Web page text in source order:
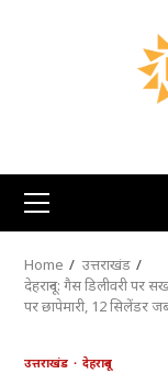
Primary
Menu
Home
उत्तराखंड
देहरादून: गैस डिलीवरी पर
पर छापेमारी, 12 सिलेंडर
उत्तराखंड देहरादून